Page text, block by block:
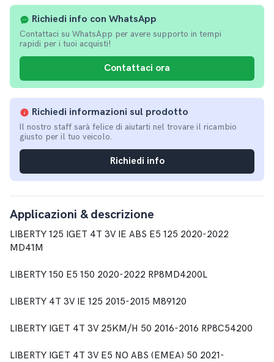
Richiedi informazioni sul prodotto
Il nostro staff sarà felice di aiutarti nel trovare il ricambio
giusto per il tuo veicolo.
Richiedi info
Richiedi info con WhatsApp
Contattaci su WhatsApp per avere supporto in tempi
rapidi per i tuoi acquisti!
Contattaci ora
Applicazioni & descrizione
LIBERTY 125 IGET 4T 3V IE ABS E5 125 2020-2022
MD41M
LIBERTY 150 E5 150 2020-2022 RP8MD4200L
LIBERTY 4T 3V IE 125 2015-2015 M89120
LIBERTY IGET 4T 3V 25KM/H 50 2016-2016 RP8C54200
LIBERTY IGET 4T 3V E5 NO ABS (EMEA) 50 2021-